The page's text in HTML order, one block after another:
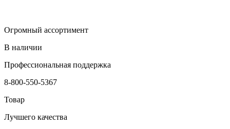
Огромный ассортимент
В наличии
Профессиональная поддержка
8-800-550-5367
Товар
Лучшего качества